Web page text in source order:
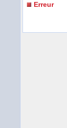
Erreur